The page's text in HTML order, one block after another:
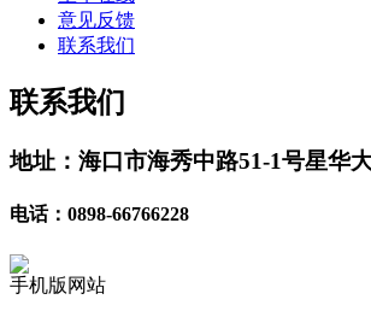
意见反馈
联系我们
联系我们
地址：海口市海秀中路51-1号星华
电话：0898-66766228
手机版网站